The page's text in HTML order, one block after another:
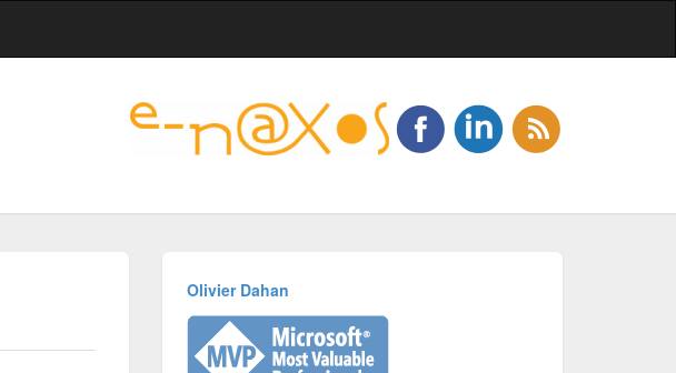
Olivier Dahan